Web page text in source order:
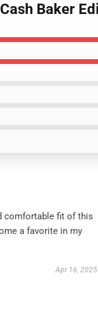
Baker
comfortable fit of this
a favorite in my
Apr 16, 2025